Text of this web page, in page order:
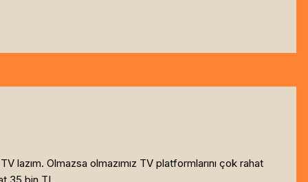
Olmazsa olmazımız TV platformlarını çok rahat